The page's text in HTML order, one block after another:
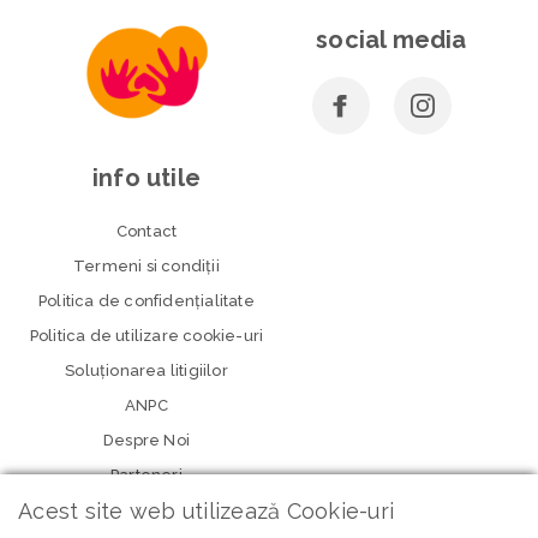
social media
info utile
Contact
Termeni si condiţii
Politica de confidenţialitate
Politica de utilizare cookie-uri
Soluționarea litigiilor
ANPC
Despre Noi
Parteneri
Acest site web utilizează Cookie-uri